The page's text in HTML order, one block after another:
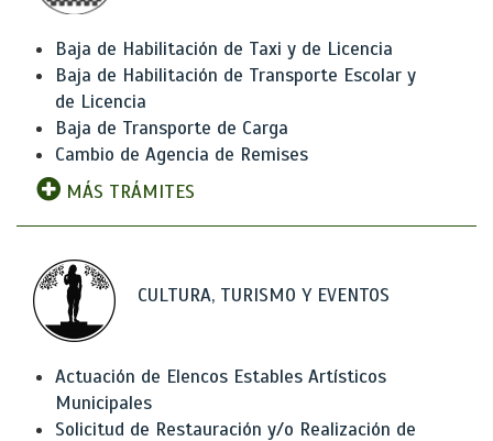
Baja de Habilitación de Taxi y de Licencia
Baja de Habilitación de Transporte Escolar y
de Licencia
Baja de Transporte de Carga
Cambio de Agencia de Remises
MÁS TRÁMITES
CULTURA, TURISMO Y EVENTOS
Actuación de Elencos Estables Artísticos
Municipales
Solicitud de Restauración y/o Realización de